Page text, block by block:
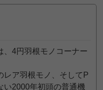
、4円羽根モノコーナー
レア羽根モノ、そしてP
い2000年初頭の普通機